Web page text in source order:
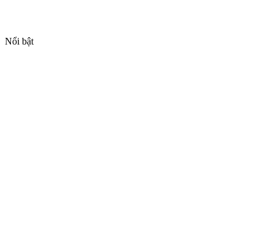
Nổi bật